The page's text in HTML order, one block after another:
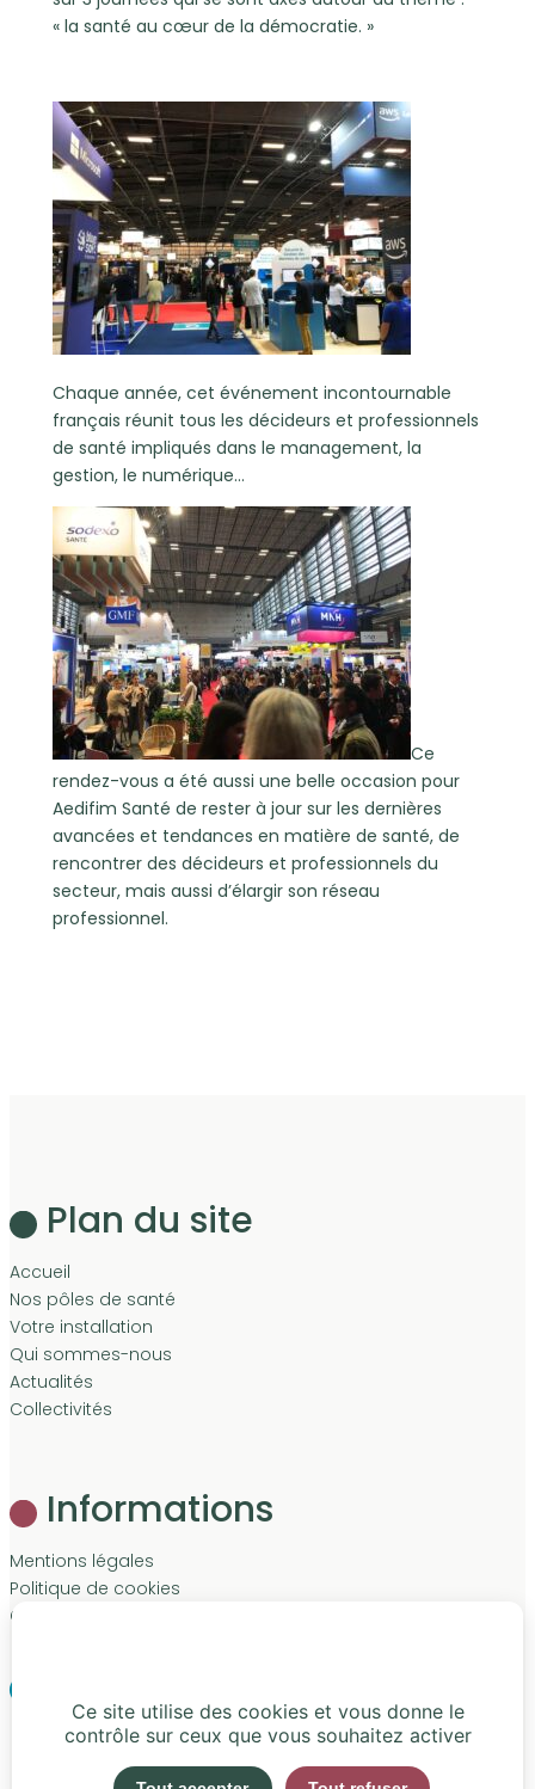
« la santé au cœur de la démocratie. »
Chaque année, cet événement incontournable
français réunit tous les décideurs et professionnels
de santé impliqués dans le management, la
gestion, le numérique…
Ce
rendez-vous a été aussi une belle occasion pour
Aedifim Santé de rester à jour sur les dernières
avancées et tendances en matière de santé, de
rencontrer des décideurs et professionnels du
secteur, mais aussi d’élargir son réseau
professionnel.
Plan du site
Accueil
Nos pôles de santé
Votre installation
Qui sommes-nous
Actualités
Collectivités
Informations
Mentions légales
Politique de cookies
Contact
LinkedIn
Ce site utilise des cookies et vous donne le
contrôle sur ceux que vous souhaitez activer